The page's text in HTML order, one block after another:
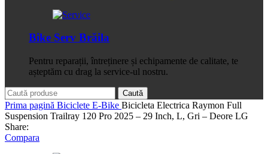
Bike Serv Brăila
Pentru reparații, întreținere și echipamente de calitate, te
așteptăm cu drag la service-ul nostru.
Caută
Prima pagină Biciclete E-Bike Bicicleta Electrica Raymon Full
Suspension Trailray 120 Pro 2025 – 29 Inch, L, Gri – Deore LG
Share:
Compara